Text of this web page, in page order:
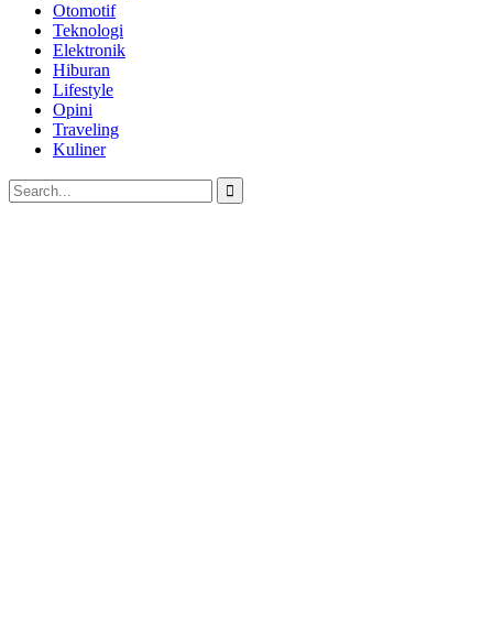
Otomotif
Teknologi
Elektronik
Hiburan
Lifestyle
Opini
Traveling
Kuliner